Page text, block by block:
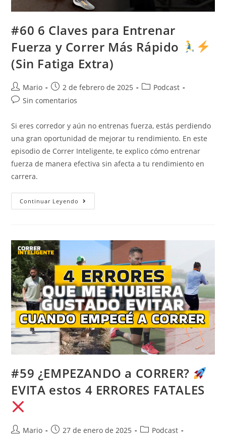
#60 6 Claves para Entrenar
Fuerza y Correr Más Rápido
(Sin Fatiga Extra)
Mario 2 de febrero de 2025
Podcast
Sin comentarios
Si eres corredor y aún no entrenas fuerza, estás perdiendo
una gran oportunidad de mejorar tu rendimiento. En este
episodio de Correr Inteligente, te explico cómo entrenar
fuerza de manera efectiva sin afecta a tu rendimiento en
carrera.
Continuar Leyendo
#59 ¿EMPEZANDO a CORRER?
EVITA estos 4 ERRORES FATALES
Mario 27 de enero de 2025
Podcast